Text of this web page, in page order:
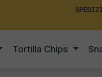
Tortilla Chips